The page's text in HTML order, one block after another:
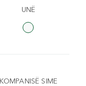
UNË
KOMPANISË SIME